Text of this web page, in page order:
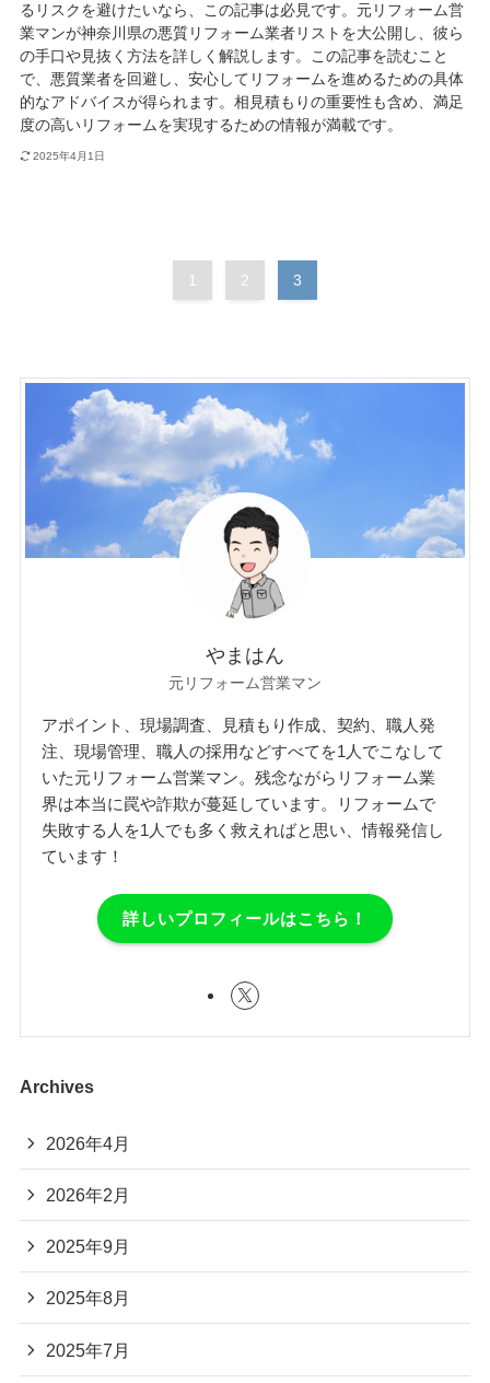
るリスクを避けたいなら、この記事は必見です。元リフォーム営
業マンが神奈川県の悪質リフォーム業者リストを大公開し、彼ら
の手口や見抜く方法を詳しく解説します。この記事を読むこと
で、悪質業者を回避し、安心してリフォームを進めるための具体
的なアドバイスが得られます。相見積もりの重要性も含め、満足
度の高いリフォームを実現するための情報が満載です。
2025年4月1日
1 2 3
やまはん
元リフォーム営業マン
アポイント、現場調査、見積もり作成、契約、職人発
注、現場管理、職人の採用などすべてを1人でこなして
いた元リフォーム営業マン。残念ながらリフォーム業
界は本当に罠や詐欺が蔓延しています。リフォームで
失敗する人を1人でも多く救えればと思い、情報発信し
ています！
詳しいプロフィールはこちら！
Archives
2026年4月
2026年2月
2025年9月
2025年8月
2025年7月